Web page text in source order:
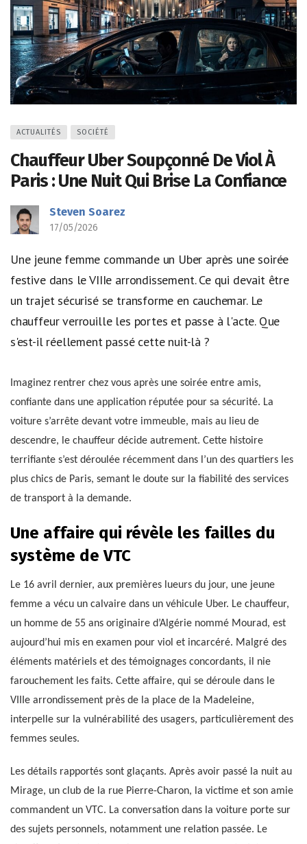
ACTUALITÉS SOCIÉTÉ
Chauffeur Uber Soupçonné De Viol À
Paris : Une Nuit Qui Brise La Confiance
Steven Soarez
17/05/2026
Une jeune femme commande un Uber après une soirée
festive dans le VIIIe arrondissement. Ce qui devait être
un trajet sécurisé se transforme en cauchemar. Le
chauffeur verrouille les portes et passe à l'acte. Que
s'est-il réellement passé cette nuit-là ?
Imaginez rentrer chez vous après une soirée entre amis,
confiante dans une application réputée pour sa sécurité. La
voiture s’arrête devant votre immeuble, mais au lieu de
descendre, le chauffeur décide autrement. Cette histoire
terrifiante s’est déroulée récemment dans l’un des quartiers les
plus chics de Paris, semant le doute sur la fiabilité des services
de transport à la demande.
Une affaire qui révèle les failles du
système de VTC
Le 16 avril dernier, aux premières lueurs du jour, une jeune
femme a vécu un calvaire dans un véhicule Uber. Le chauffeur,
un homme de 55 ans originaire d’Algérie nommé Mourad, est
aujourd’hui mis en examen pour viol et incarcéré. Malgré des
éléments matériels et des témoignages concordants, il nie
farouchement les faits. Cette affaire, qui se déroule dans le
VIIIe arrondissement près de la place de la Madeleine,
interpelle sur la vulnérabilité des usagers, particulièrement des
femmes seules.
Les détails rapportés sont glaçants. Après avoir passé la nuit au
Mirage, un club de la rue Pierre-Charon, la victime et son amie
commandent un VTC. La conversation dans la voiture porte sur
des sujets personnels, notamment une relation passée. Le